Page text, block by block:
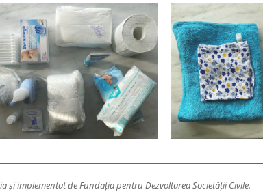
implementat de Fundația pentru Dezvoltarea Societății Civile.